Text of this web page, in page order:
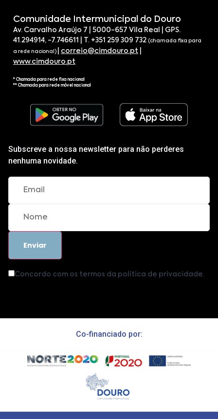
Comunidade Intermunicipal do Douro
Av. Carvalho Araújo 7 | 5000-657 Vila Real | GPS.
41.294914, -7.746611 | T. +351 259 309 732 (chamada fixa para
a rede nacional) correio@cimdouro.pt
www.cimdouro.pt
* Chamada para rede fixa nacional
** Chamada para rede móvel nacional
Subscreve a nossa newsletter para não perderes
nenhuma novidade.
Concordo com os termos da política de privacidade.
Co-financiado por: